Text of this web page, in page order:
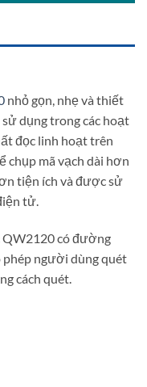
nhỏ gọn, nhẹ và thiết
dụng trong các hoạt
đọc linh hoạt trên
chụp mã vạch dài hơn
tiện ích và được sử
tử.
QW2120 có đường
phép người dùng quét
cách quét.